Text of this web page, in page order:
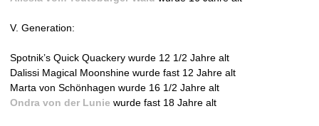
l
)
V. Generation:
Spotnik’s Quick Quackery wurde 12 1/2 Jahre alt
Dalissi Magical Moonshine wurde fast 12 Jahre alt
Marta von Schönhagen wurde 16 1/2 Jahre alt
Ondra von der Lunie wurde fast 18 Jahre alt